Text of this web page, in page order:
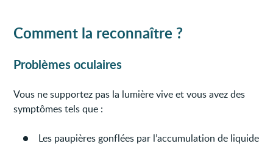
Comment la reconnaître ?
Problèmes oculaires
Vous ne supportez pas la lumière vive et vous avez des
symptômes tels que :
Les paupières gonflées par l’accumulation de liquide